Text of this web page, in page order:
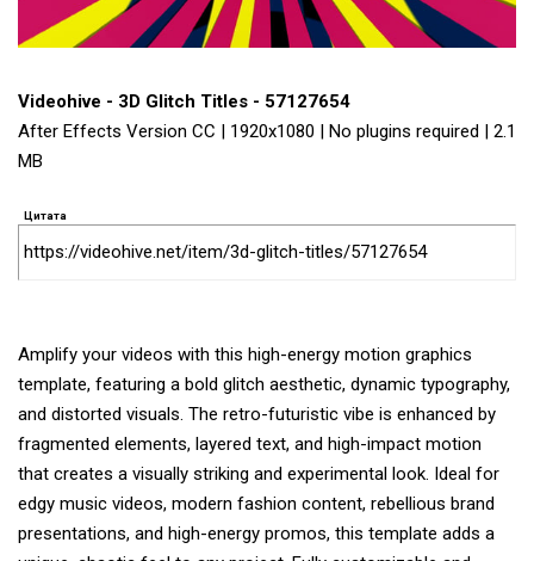
Videohive - 3D Glitch Titles - 57127654
After Effects Version CC | 1920x1080 | No plugins required | 2.1
MB
Цитата
https://videohive.net/item/3d-glitch-titles/57127654
Amplify your videos with this high-energy motion graphics
template, featuring a bold glitch aesthetic, dynamic typography,
and distorted visuals. The retro-futuristic vibe is enhanced by
fragmented elements, layered text, and high-impact motion
that creates a visually striking and experimental look. Ideal for
edgy music videos, modern fashion content, rebellious brand
presentations, and high-energy promos, this template adds a